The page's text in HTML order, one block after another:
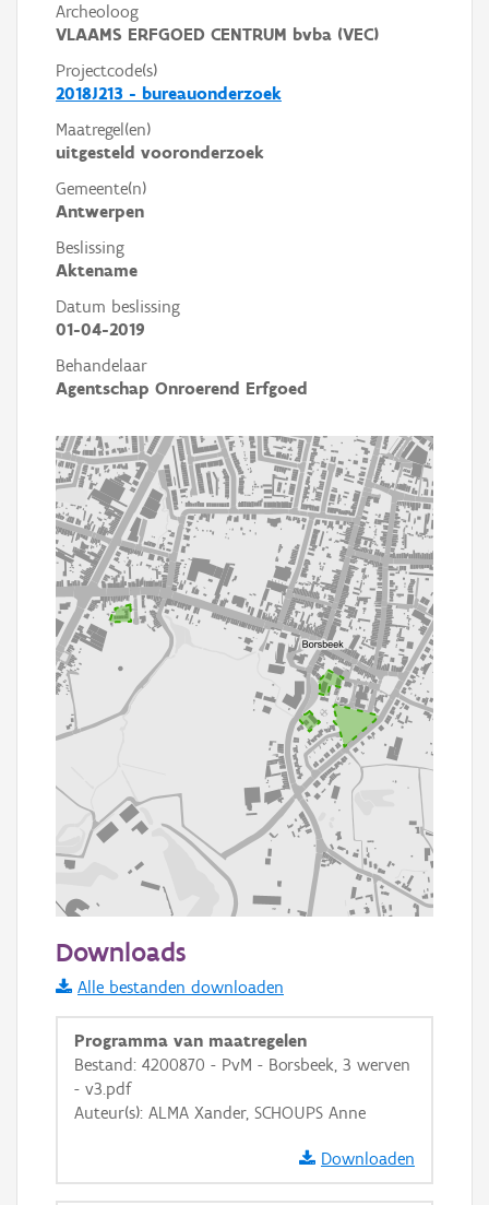
Archeoloog
VLAAMS ERFGOED CENTRUM bvba (VEC)
Projectcode(s)
2018J213 - bureauonderzoek
Maatregel(en)
uitgesteld vooronderzoek
Gemeente(n)
Antwerpen
Beslissing
Aktename
Datum beslissing
01-04-2019
Behandelaar
Agentschap Onroerend Erfgoed
Informatie Vlaanderen
i
+
Downloads
Alle bestanden downloaden
Programma van maatregelen
Bestand: 4200870 - PvM - Borsbeek, 3 werven
- v3.pdf
Auteur(s): ALMA Xander, SCHOUPS Anne
Downloaden